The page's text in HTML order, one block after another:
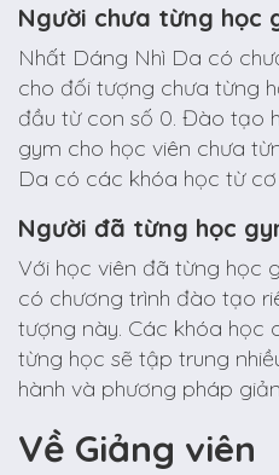
Người chưa từng học
Nhất Dáng Nhì Da có
cho đối tượng chưa từng
đầu từ con số 0. Đào tạo
gym cho học viên chưa
Da có các khóa học từ
Người đã từng học
Với học viên đã từng học
có chương trình đào tạo
tượng này. Các khóa học
từng học sẽ tập trung
hành và phương pháp
Về Giảng viên